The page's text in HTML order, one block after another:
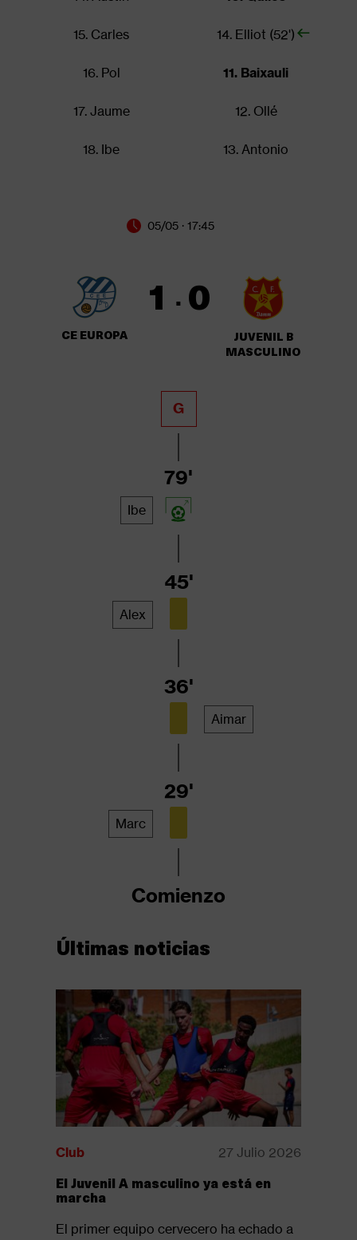
15. Carles
16. Pol
17. Jaume
18. Ibe
14. Elliot (52')
11. Baixauli
12. Ollé
13. Antonio
05/05 · 17:45
CE EUROPA
1 · 0
JUVENIL B
MASCULINO
G
Ibe
79'
Alex
45'
Aimar
36'
Marc
29'
Comienzo
Últimas noticias
Club 27 Julio 2026
El Juvenil A masculino ya está en
marcha
El primer equipo cervecero ha echado a